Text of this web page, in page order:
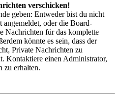
verschicken!
geben: Entweder bist du nicht
angemeldet, oder die Board-
Nachrichten für das komplette
könnte es sein, dass der
Private Nachrichten zu
Kontaktiere einen Administrator,
zu erhalten.